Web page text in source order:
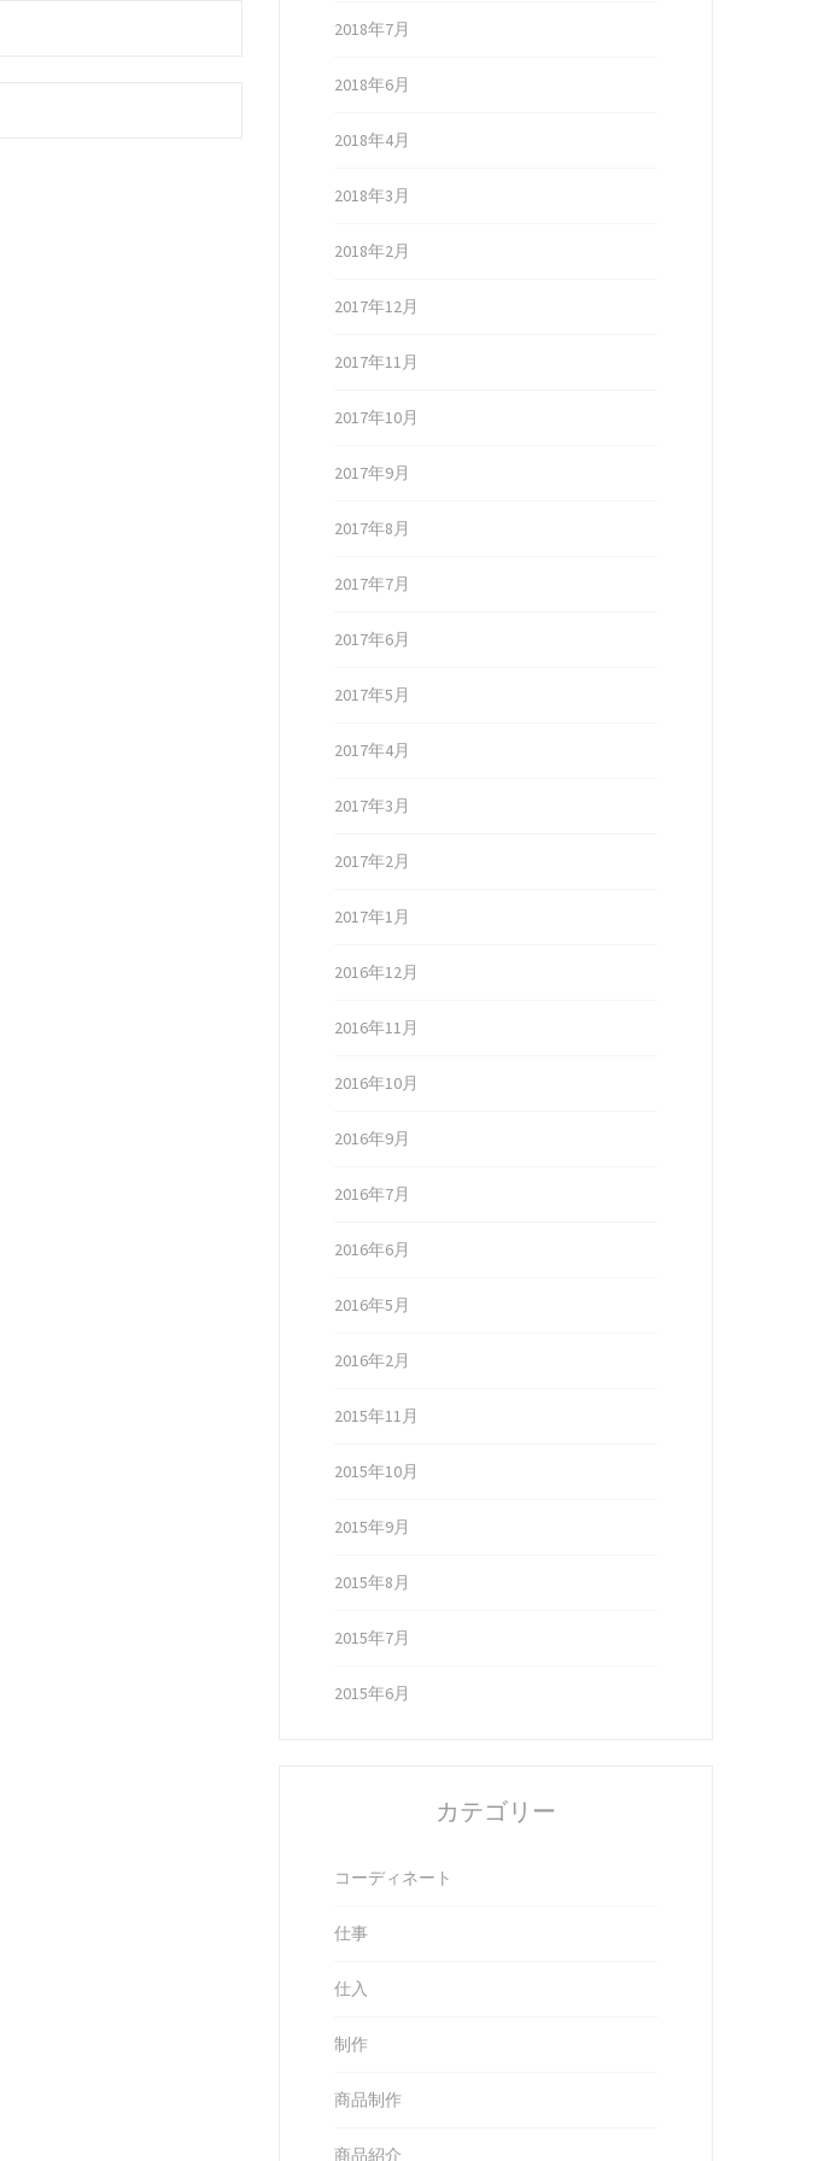
2018年7月
2018年6月
2018年4月
2018年3月
2018年2月
2017年12月
2017年11月
2017年10月
2017年9月
2017年8月
2017年7月
2017年6月
2017年5月
2017年4月
2017年3月
2017年2月
2017年1月
2016年12月
2016年11月
2016年10月
2016年9月
2016年7月
2016年6月
2016年5月
2016年2月
2015年11月
2015年10月
2015年9月
2015年8月
2015年7月
2015年6月
カテゴリー
コーディネート
仕事
仕入
制作
商品制作
商品紹介